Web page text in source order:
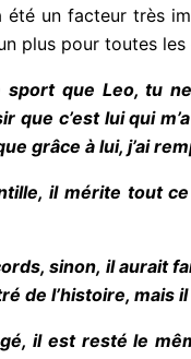
été un facteur très
plus pour toutes
que Leo, tu
que c’est lui qui
grâce à lui, j’ai
il mérite tout
sinon, il aurait
de l’histoire, mais il
il est resté le